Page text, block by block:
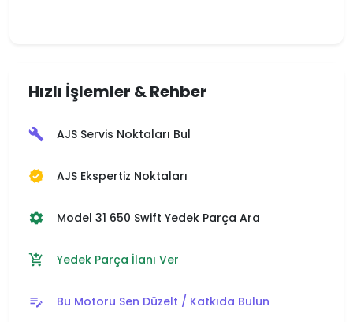
Hızlı İşlemler & Rehber
build AJS Servis Noktaları Bul
verified AJS Ekspertiz Noktaları
settings Model 31 650 Swift Yedek Parça Ara
add_shopping_cart Yedek Parça İlanı Ver
edit_note Bu Motoru Sen Düzelt / Katkıda Bulun